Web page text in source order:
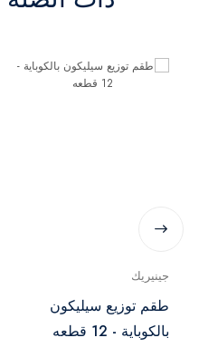
جينيريك
طقم توزيع سيليكون
بالكوباية - 12 قطعه